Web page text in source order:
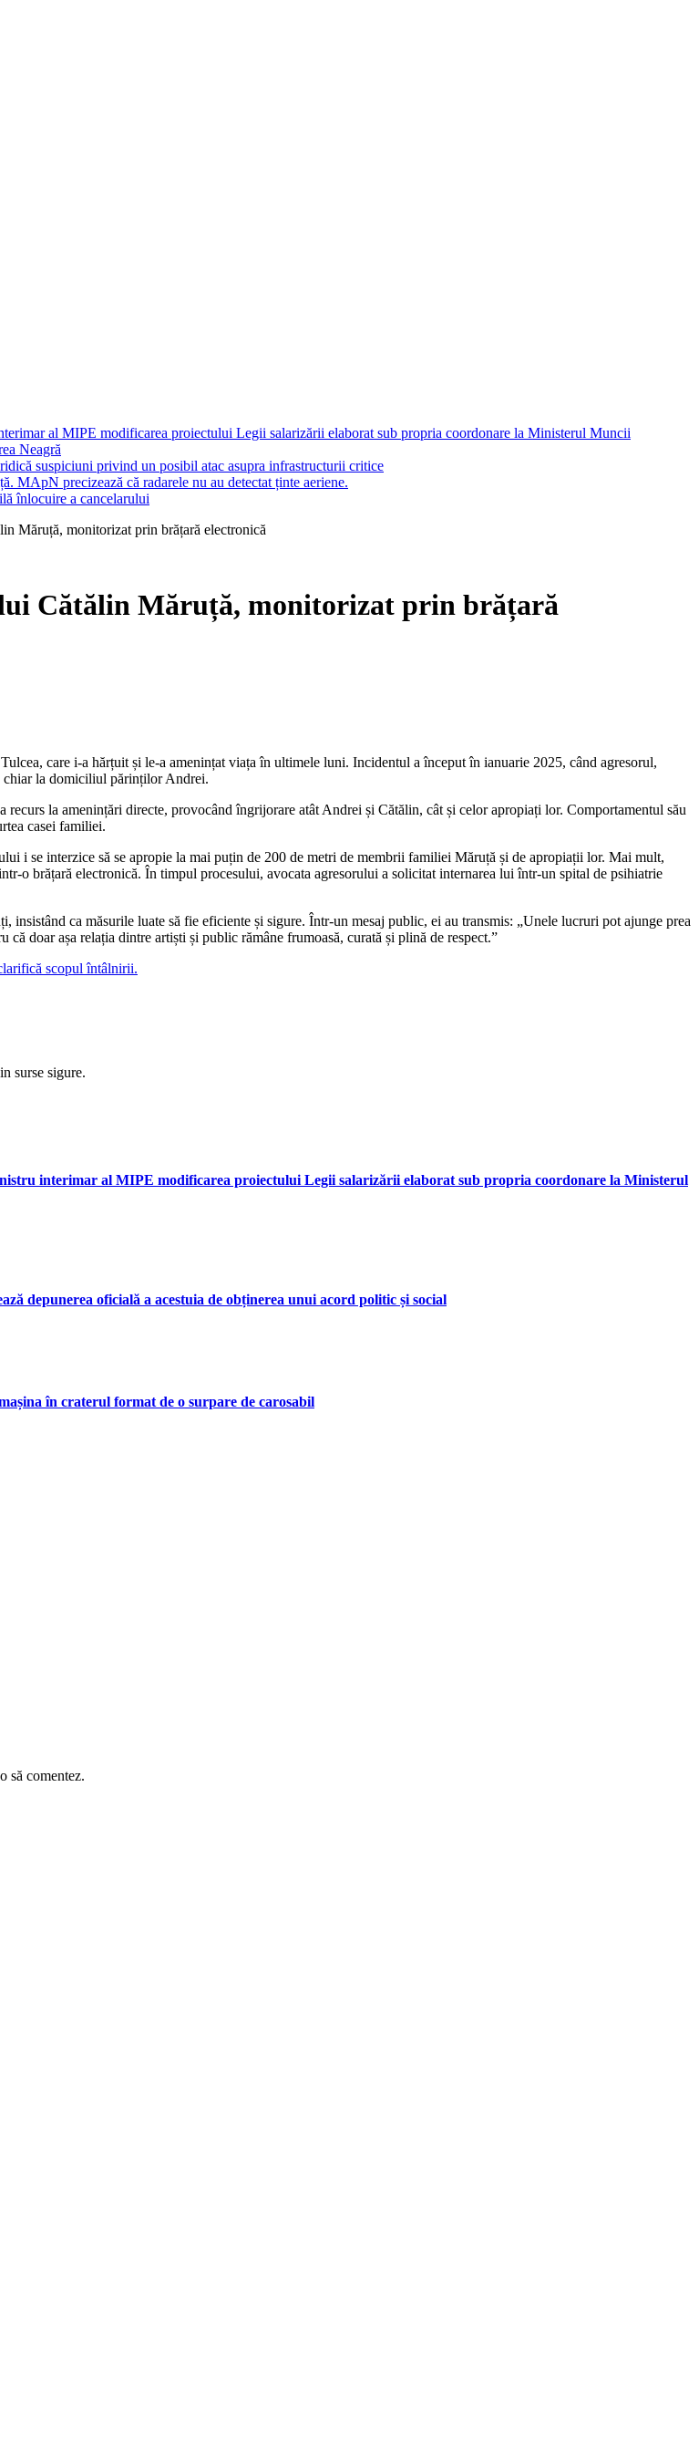
al MIPE modificarea proiectului Legii salarizării elaborat sub propria coordonare la Ministerul Muncii
Neagră
suspiciuni privind un posibil atac asupra infrastructurii critice
MApN precizează că radarele nu au detectat ținte aeriene.
înlocuire a cancelarului
Măruță, monitorizat prin brățară electronică
Cătălin Măruță, monitorizat prin brățară
care i-a hărțuit și le-a amenințat viața în ultimele luni. Incidentul a început în ianuarie 2025, când agresorul,
chiar la domiciliul părinților Andrei.
la amenințări directe, provocând îngrijorare atât Andrei și Cătălin, cât și celor apropiați lor. Comportamentul său
casei familiei.
i se interzice să se apropie la mai puțin de 200 de metri de membrii familiei Măruță și de apropiații lor. Mai mult,
o brățară electronică. În timpul procesului, avocata agresorului a solicitat internarea lui într-un spital de psihiatrie
ca măsurile luate să fie eficiente și sigure. Într-un mesaj public, ei au transmis: „Unele lucruri pot ajunge prea
doar așa relația dintre artiști și public rămâne frumoasă, curată și plină de respect.”
scopul întâlnirii.
surse sigure.
interimar al MIPE modificarea proiectului Legii salarizării elaborat sub propria coordonare la Ministerul
depunerea oficială a acestuia de obținerea unui acord politic și social
în craterul format de o surpare de carosabil
să comentez.